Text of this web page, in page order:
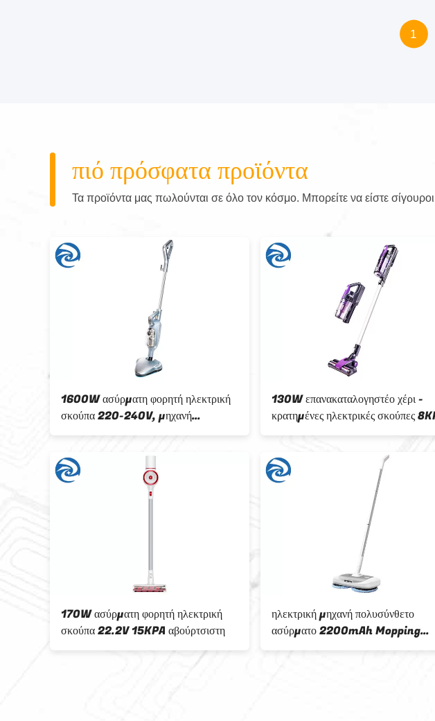
1
πιό πρόσφατα προϊόντα
Τα προϊόντα μας πωλούνται σε όλο τον κόσμο. Μπορείτε να είστε
1600W ασύρματη φορητή ηλεκτρική
σκούπα 220-240V, μηχανή
Mopping πατωμάτων για το σπίτι
130W επανακαταλογηστέο χέρι -
κρατημένες ηλεκτρικές σκούπες
26V
170W ασύρματη φορητή ηλεκτρική
σκούπα 22.2V 15KPA αβούρτσιστη
ηλεκτρική μηχανή πολυσύνθετο
ασύρματο 2200mAh Mopping
πατωμάτων 150rpm 40W